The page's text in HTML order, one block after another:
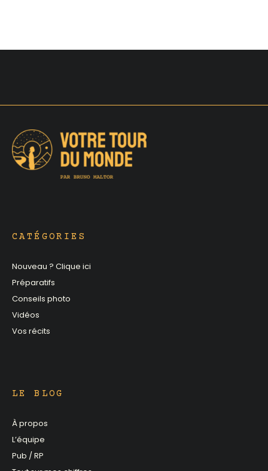
CATÉGORIES
Nouveau ? Clique ici
Préparatifs
Conseils photo
Vidéos
Vos récits
LE BLOG
À propos
L’équipe
Pub / RP